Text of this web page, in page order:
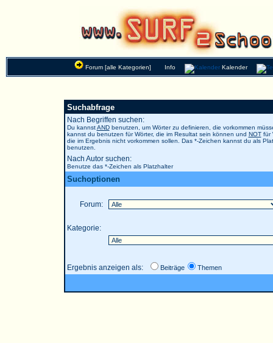
Forum [alle Kategorien] Info Kalender
Suchabfrage
Nach Begriffen suchen:
Du kannstANDbenutzen, um Wörter zu definieren, die vorkommen
kannst du benutzen für Wörter, die im Resultat sein können und NOTfür
die im Ergebnis nicht vorkommen sollen. Das *-Zeichen kannst du als
benutzen.
Nach Autor suchen:
Benutze das *-Zeichen als Platzhalter
Suchoptionen
Forum:
Kategorie:
Ergebnis anzeigen als: Beiträge Themen